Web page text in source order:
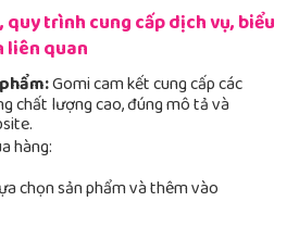
quy trình cung cấp dịch vụ, biểu
liên quan
Gomi cam kết cung cấp các
chất lượng cao, đúng mô tả và
hàng:
chọn sản phẩm và thêm vào